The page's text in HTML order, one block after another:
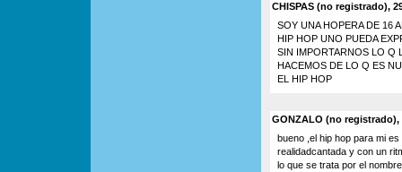
CHISPAS (no registrado),
SOY UNA HOPERA DE 16
HIP HOP UNO PUEDA
SIN IMPORTARNOS LO Q
HACEMOS DE LO Q ES
EL HIP HOP
GONZALO (no registrado),
bueno ,el hip hop para mi
realidadcantada y con un
lo que se trata por el